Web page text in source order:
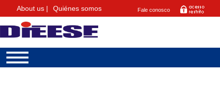
About us | Quiénes somos Fale conosco